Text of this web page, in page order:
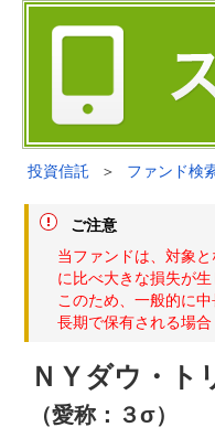
投資信託 ＞ ファンド検
ご注意
当ファンドは、対象
に比べ大きな損失が生
このため、一般的に
長期で保有される場
ＮＹダウ・ト
（愛称：３σ）